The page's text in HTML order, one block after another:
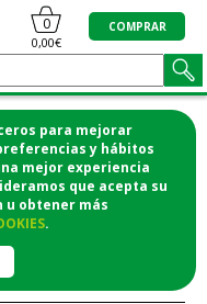
para mejorar
y hábitos
mejor experiencia
que acepta su
u obtener más
.
0
0,00€
COMPRAR
CASA Y RECOGE
a casa